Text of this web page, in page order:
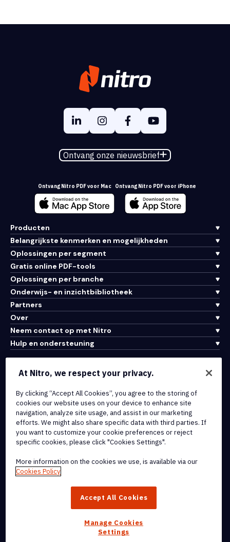
Ontvang onze nieuwsbrief
Ontvang Nitro PDF voor Mac Ontvang Nitro PDF voor iPhone
Producten
Belangrijkste kenmerken en mogelijkheden
Oplossingen per segment
Gratis online PDF-tools
Oplossingen per branche
Onderwijs- en inzichtbibliotheek
Partners
Over
Neem contact op met Nitro
Hulp en ondersteuning
Integraties en API-connectiviteit
Cookiebeleid
Copyrightbeleid
Alle voorwaarden en beleidsmaatregelen
© 2026 Nitro Software, Inc. Inc. Alle rechten voorbehouden.
Nitro, het Nitro-logo, Nitro Productivity Platform, Nitro PDF Pro, Nitro
dochterondernemingen in de Verenigde Staten en/of andere
At Nitro, we respect your privacy.
By clicking “Accept All Cookies”, you agree to the storing of
cookies our website uses on your device to enhance site
navigation, analyze site usage, and assist in our marketing
efforts. We might also share specific data with third parties. If
you want to customize your cookie preferences or reject
specific cookies, please click "Cookies Settings".
More information on the cookies we use, is available via our
Cookies Policy
Accept All Cookies
Manage Cookies
Settings